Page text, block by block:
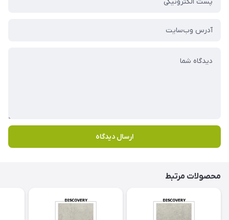
ارسال دیدگاه
محصولات مرتبط